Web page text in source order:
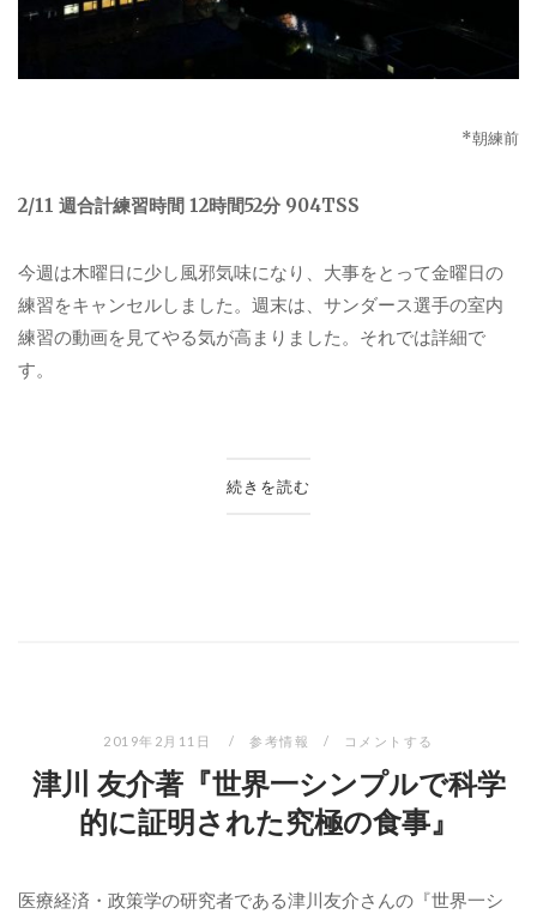
*朝練前
2/11 週合計練習時間 12時間52分 904TSS
今週は木曜日に少し風邪気味になり、大事をとって金曜日の
練習をキャンセルしました。週末は、サンダース選手の室内
練習の動画を見てやる気が高まりました。それでは詳細で
す。
続きを読む
2019年2月11日 参考情報 コメントする
津川 友介著『世界一シンプルで科学
的に証明された究極の食事』
医療経済・政策学の研究者である津川友介さんの『世界一シ